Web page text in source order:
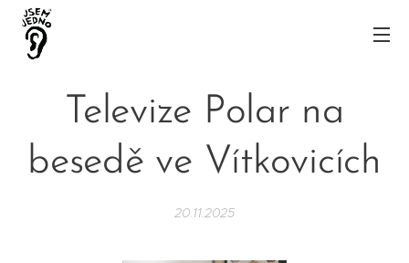
Televize Polar na
besedě ve Vítkovicích
20.11.2025